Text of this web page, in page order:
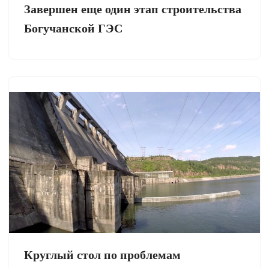
Завершен еще один этап строительства
Богучанской ГЭС
Круглый стол по проблемам